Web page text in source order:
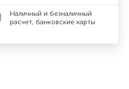
Наличный и безналичный
расчет, банковские карты